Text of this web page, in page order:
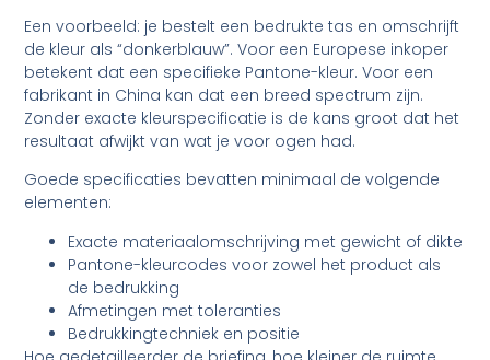
Een voorbeeld: je bestelt een bedrukte tas en omschrijft
de kleur als “donkerblauw”. Voor een Europese inkoper
betekent dat een specifieke Pantone-kleur. Voor een
fabrikant in China kan dat een breed spectrum zijn.
Zonder exacte kleurspecificatie is de kans groot dat het
resultaat afwijkt van wat je voor ogen had.
Goede specificaties bevatten minimaal de volgende
elementen:
Exacte materiaalomschrijving met gewicht of dikte
Pantone-kleurcodes voor zowel het product als
de bedrukking
Afmetingen met toleranties
Bedrukkingtechniek en positie